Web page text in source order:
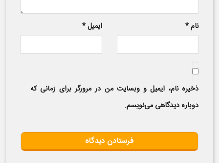
نام* ایمیل*
ذخیره نام، ایمیل و وبسایت من در مرورگر برای زمانی که
دوباره دیدگاهی می‌نویسم.